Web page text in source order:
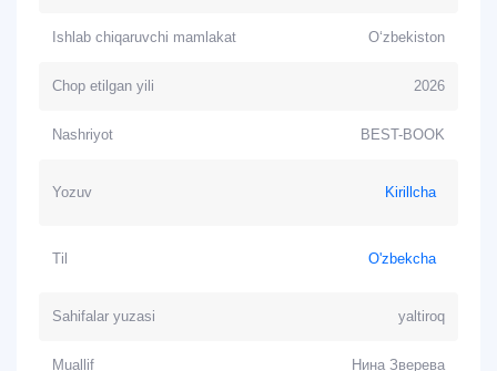
Ishlab chiqaruvchi mamlakat O‘zbekiston
Chop etilgan yili 2026
Nashriyot BEST-BOOK
Yozuv Kirillcha
Til O'zbekcha
Sahifalar yuzasi yaltiroq
Muallif Нина Зверева